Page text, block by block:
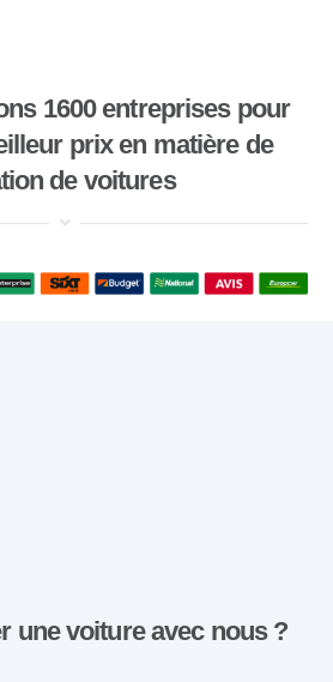
1600 entreprises pour
prix en matière de
de voitures
une voiture avec nous ?